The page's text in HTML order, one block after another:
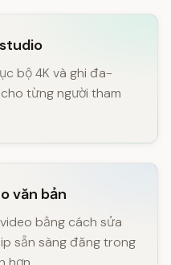
bộ 4K và ghi đa-
từng người tham
văn bản
bằng cách sửa
sẵn sàng đăng trong